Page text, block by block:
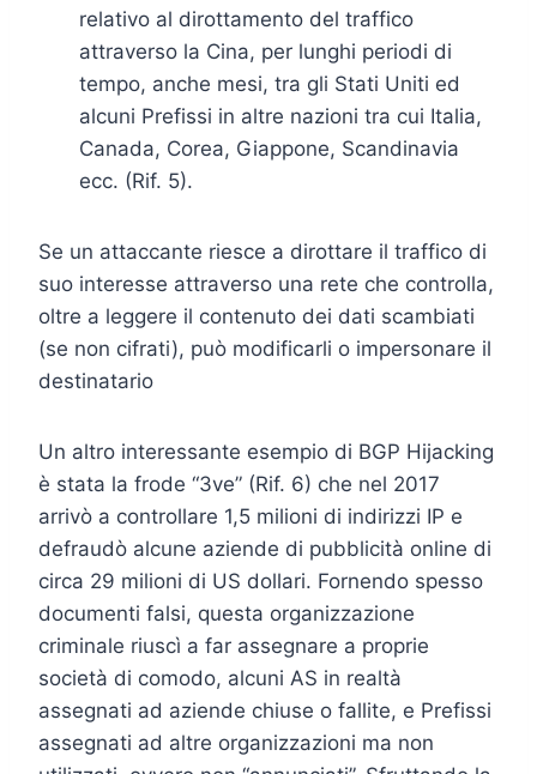
relativo al dirottamento del traffico
attraverso la Cina, per lunghi periodi di
tempo, anche mesi, tra gli Stati Uniti ed
alcuni Prefissi in altre nazioni tra cui Italia,
Canada, Corea, Giappone, Scandinavia
ecc. (Rif. 5).
Se un attaccante riesce a dirottare il traffico di
suo interesse attraverso una rete che controlla,
oltre a leggere il contenuto dei dati scambiati
(se non cifrati), può modificarli o impersonare il
destinatario
Un altro interessante esempio di BGP Hijacking
è stata la frode “3ve” (Rif. 6) che nel 2017
arrivò a controllare 1,5 milioni di indirizzi IP e
defraudò alcune aziende di pubblicità online di
circa 29 milioni di US dollari. Fornendo spesso
documenti falsi, questa organizzazione
criminale riuscì a far assegnare a proprie
società di comodo, alcuni AS in realtà
assegnati ad aziende chiuse o fallite, e Prefissi
assegnati ad altre organizzazioni ma non